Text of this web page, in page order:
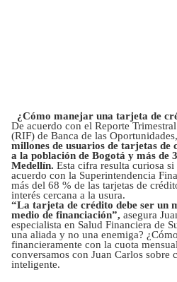
¿Cómo manejar una tarjeta de
De acuerdo con el Reporte
(RIF) de Banca de las Oportunidades,
millones de usuarios de tarjetas
a la población de Bogotá y más de
Medellín. Esta cifra resulta curiosa
acuerdo con la Superintendencia
más del 68 % de las tarjetas de
interés cercana a la usura.
“La tarjeta de crédito debe ser un
medio de financiación”, asegura
especialista en Salud Financiera de
una aliada y no una enemiga?
financieramente con la cuota
conversamos con Juan Carlos sobre
inteligente.